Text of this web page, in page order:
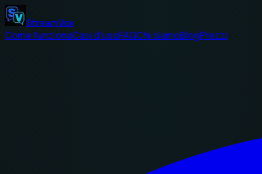
StreamVox
Come funzionaCasi d'usoFAQChi siamoBlogPrezzi